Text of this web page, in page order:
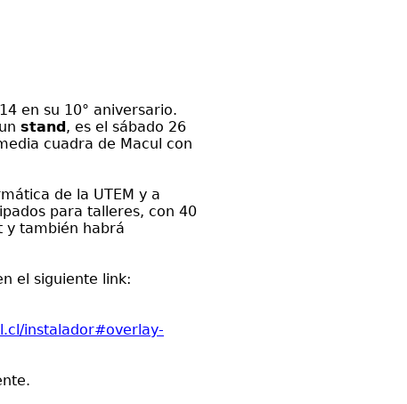
en su 10° aniversario.
stand, es el sábado 26
cuadra de Macul con
de la UTEM y a
para talleres, con 40
y también habrá
el siguiente link:
instalador#overlay-